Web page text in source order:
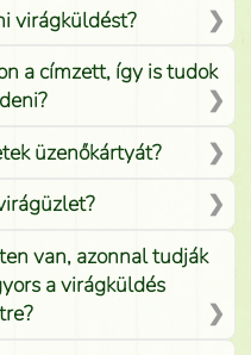
virágküldést?
a címzett, így is tudok
üzenőkártyát?
van, azonnal tudják
a virágküldés